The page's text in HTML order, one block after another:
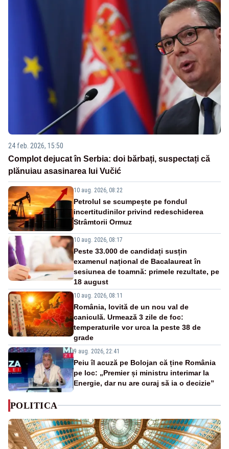
24 feb. 2026, 15:50
Complot dejucat în Serbia: doi bărbați, suspectați că
plănuiau asasinarea lui Vučić
10 aug. 2026, 08:22
Petrolul se scumpește pe fondul
incertitudinilor privind redeschiderea
Strâmtorii Ormuz
10 aug. 2026, 08:17
Peste 33.000 de candidați susțin
examenul național de Bacalaureat în
sesiunea de toamnă: primele rezultate, pe
18 august
10 aug. 2026, 08:11
România, lovită de un nou val de
caniculă. Urmează 3 zile de foc:
temperaturile vor urca la peste 38 de
grade
9 aug. 2026, 22:41
Peiu îl acuză pe Bolojan că ține România
pe loc: „Premier și ministru interimar la
Energie, dar nu are curaj să ia o decizie”
POLITICA